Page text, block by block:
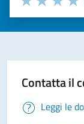
Valuta
Valuta 2
Valuta 1 stelle
Contatta il
Leggi le